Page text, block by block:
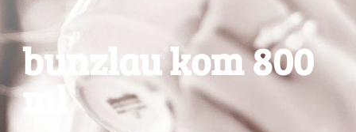
bunzlau kom 800
ml